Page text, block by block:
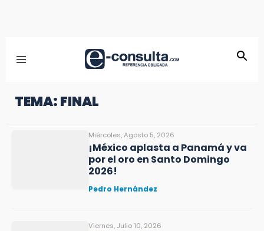
TEMA: FINAL
Miércoles, Agosto 5, 2026
¡México aplasta a Panamá y va
por el oro en Santo Domingo
2026!
Pedro Hernández
Viernes, Julio 10, 2026